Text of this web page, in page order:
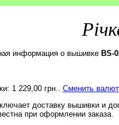
информация о вышивке BS-
1 229,00 грн.. Сменить
доставку вышивки и
при оформлении заказа.